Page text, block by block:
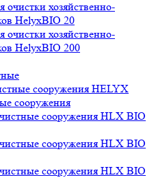
очистки хозяйственно-
HelyxBIO 20
очистки хозяйственно-
HelyxBIO 200
сооружения HELYX
сооружения
сооружения HLX BIO
сооружения HLX BIO
сооружения HLX BIO